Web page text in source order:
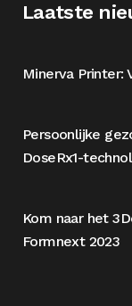
Laatste
Minerva Printer:
Persoonlijke
DoseRx1-
Kom naar het
Formnext 2023